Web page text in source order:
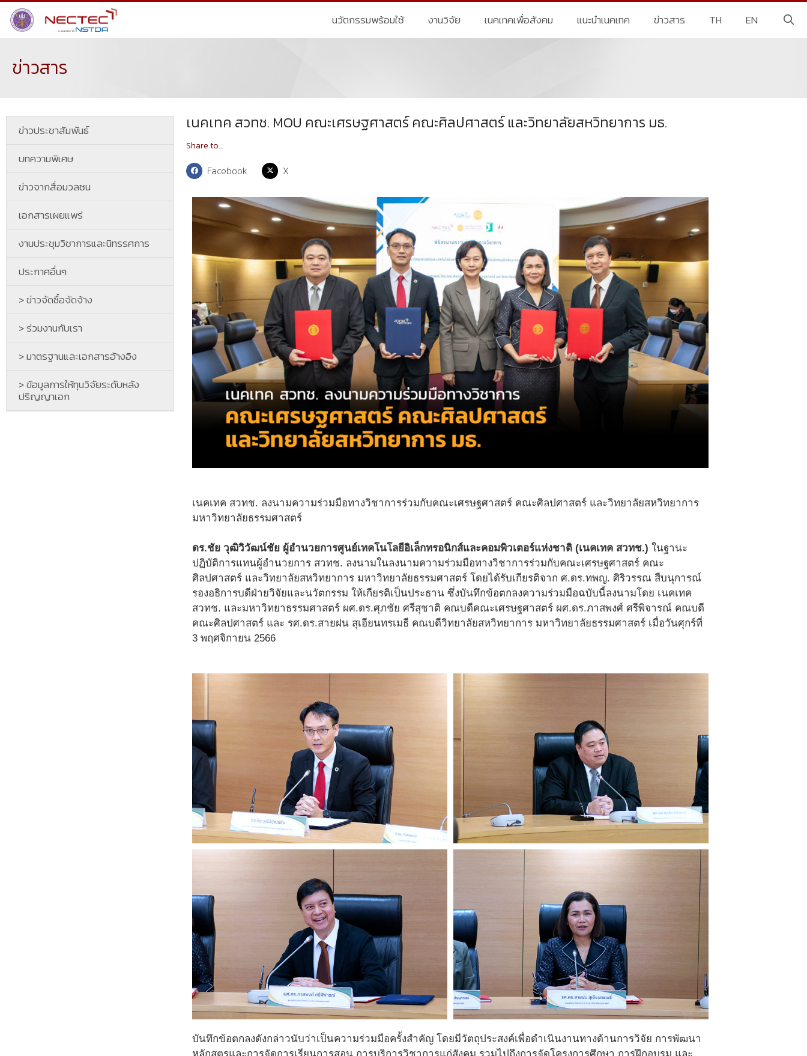
นวัตกรรมพร้อมใช้ งานวิจัย เนคเทคเพื่อสังคม แนะนำเนคเทค ข่าวสาร TH EN
ข่าวสาร
ข่าวประชาสัมพันธ์
บทความพิเศษ
ข่าวจากสื่อมวลชน
เอกสารเผยแพร่
งานประชุมวิชาการและนิทรรศการ
ประกาศอื่นๆ
> ข่าวจัดซื้อจัดจ้าง
> ร่วมงานกับเรา
> มาตรฐานและเอกสารอ้างอิง
> ข้อมูลการให้ทุนวิจัยระดับหลัง
ปริญญาเอก
เนคเทค สวทช. MOU คณะเศรษฐศาสตร์ คณะศิลปศาสตร์ และวิทยาลัยสหวิทยาการ มธ.
Share to...
Facebook X
เนคเทค สวทช. ลงนามความร่วมมือทางวิชาการร่วมกับคณะเศรษฐศาสตร์ คณะศิลปศาสตร์ และวิทยาลัยสหวิทยาการ
มหาวิทยาลัยธรรมศาสตร์
ดร.ชัย วุฒิวิวัฒน์ชัย ผู้อำนวยการศูนย์เทคโนโลยีอิเล็กทรอนิกส์และคอมพิวเตอร์แห่งชาติ (เนคเทค สวทช.) ในฐานะ
ปฏิบัติการแทนผู้อำนวยการ สวทช. ลงนามในลงนามความร่วมมือทางวิชาการร่วมกับคณะเศรษฐศาสตร์ คณะ
ศิลปศาสตร์ และวิทยาลัยสหวิทยาการ มหาวิทยาลัยธรรมศาสตร์ โดยได้รับเกียรติจาก ศ.ดร.ทพญ. ศิริวรรณ สืบนุการณ์
รองอธิการบดีฝ่ายวิจัยและนวัตกรรม ให้เกียรติเป็นประธาน ซึ่งบันทึกข้อตกลงความร่วมมือฉบับนี้ลงนามโดย เนคเทค
สวทช. และมหาวิทยาธรรมศาสตร์ ผศ.ดร.ศุภชัย ศรีสุชาติ คณบดีคณะเศรษฐศาสตร์ ผศ.ดร.ภาสพงศ์ ศรีพิจารณ์ คณบดี
คณะศิลปศาสตร์ และ รศ.ดร.สายฝน สุเอียนทรเมธี คณบดีวิทยาลัยสหวิทยาการ มหาวิทยาลัยธรรมศาสตร์ เมื่อวันศุกร์ที่
3 พฤศจิกายน 2566
บันทึกข้อตกลงดังกล่าวนับว่าเป็นความร่วมมือครั้งสำคัญ โดยมีวัตถุประสงค์เพื่อดำเนินงานทางด้านการวิจัย การพัฒนา